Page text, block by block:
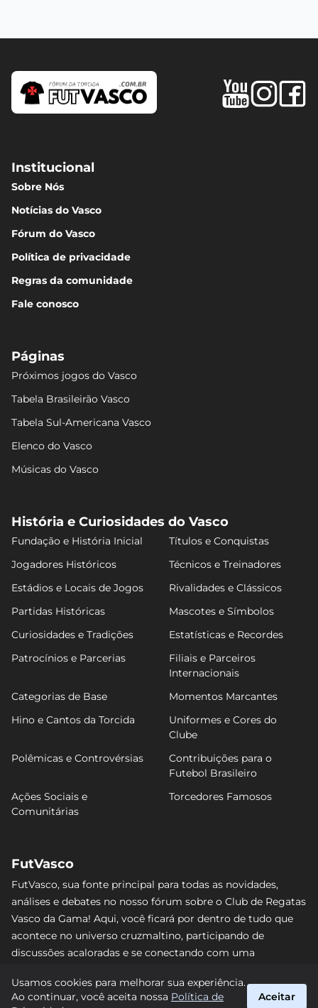
Institucional
Sobre Nós
Notícias do Vasco
Fórum do Vasco
Política de privacidade
Regras da comunidade
Fale conosco
Páginas
Próximos jogos do Vasco
Tabela Brasileirão Vasco
Tabela Sul-Americana Vasco
Elenco do Vasco
Músicas do Vasco
História e Curiosidades do Vasco
Fundação e História Inicial
Títulos e Conquistas
Jogadores Históricos
Técnicos e Treinadores
Estádios e Locais de Jogos
Rivalidades e Clássicos
Partidas Históricas
Mascotes e Símbolos
Curiosidades e Tradições
Estatísticas e Recordes
Patrocínios e Parcerias
Filiais e Parceiros
Internacionais
Categorias de Base
Momentos Marcantes
Hino e Cantos da Torcida
Uniformes e Cores do
Clube
Polêmicas e Controvérsias
Contribuições para o
Futebol Brasileiro
Ações Sociais e
Comunitárias
Torcedores Famosos
FutVasco
FutVasco, sua fonte principal para todas as novidades,
análises e debates no nosso fórum sobre o Club de Regatas
Vasco da Gama! Aqui, você ficará por dentro de tudo que
acontece no universo cruzmaltino, participando de
discussões acaloradas e se conectando com uma
nenhum lance e acompanhe de perto o caminho do Vasco
rumo às vitórias! #Vasco #FutVasco
Usamos cookies para melhorar sua experiência.
Ao continuar, você aceita nossa Política de
Aceitar